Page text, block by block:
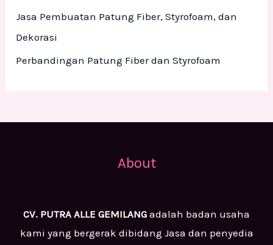
Jasa Pembuatan Patung Fiber, Styrofoam, dan
Dekorasi
Perbandingan Patung Fiber dan Styrofoam
About
CV. PUTRA ALLE GEMILANG adalah badan usaha
kami yang bergerak dibidang Jasa dan penyedia